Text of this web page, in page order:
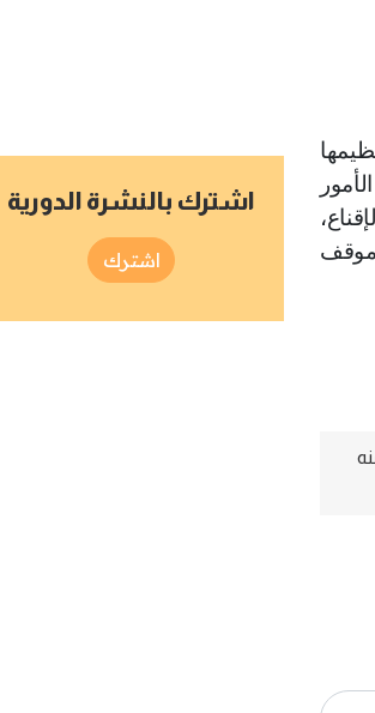
موقف
اشترك بالنشرة الدورية
اشترك